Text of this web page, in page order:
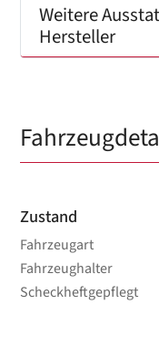
Weitere
Hersteller
Zustand
Fahrzeugart
Fahrzeughalter
Scheckheftgepflegt